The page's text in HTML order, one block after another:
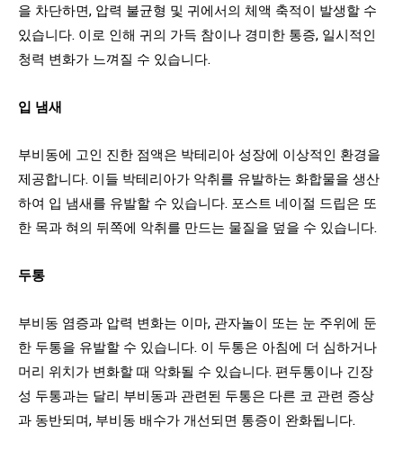
을 차단하면, 압력 불균형 및 귀에서의 체액 축적이 발생할 수
있습니다. 이로 인해 귀의 가득 참이나 경미한 통증, 일시적인
청력 변화가 느껴질 수 있습니다.
입 냄새
부비동에 고인 진한 점액은 박테리아 성장에 이상적인 환경을
제공합니다. 이들 박테리아가 악취를 유발하는 화합물을 생산
하여 입 냄새를 유발할 수 있습니다. 포스트 네이절 드립은 또
한 목과 혀의 뒤쪽에 악취를 만드는 물질을 덮을 수 있습니다.
두통
부비동 염증과 압력 변화는 이마, 관자놀이 또는 눈 주위에 둔
한 두통을 유발할 수 있습니다. 이 두통은 아침에 더 심하거나
머리 위치가 변화할 때 악화될 수 있습니다. 편두통이나 긴장
성 두통과는 달리 부비동과 관련된 두통은 다른 코 관련 증상
과 동반되며, 부비동 배수가 개선되면 통증이 완화됩니다.